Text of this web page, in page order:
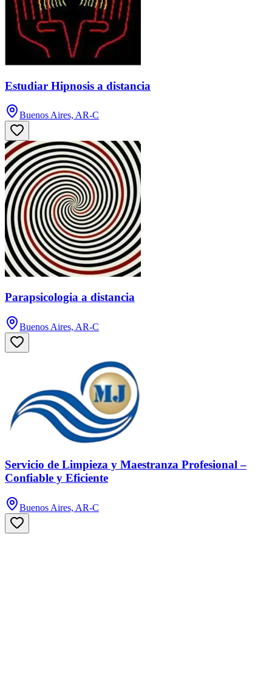
Estudiar Hipnosis a distancia
Buenos Aires, AR-C
Parapsicologia a distancia
Buenos Aires, AR-C
Servicio de Limpieza y Maestranza Profesional –
Confiable y Eficiente
Buenos Aires, AR-C